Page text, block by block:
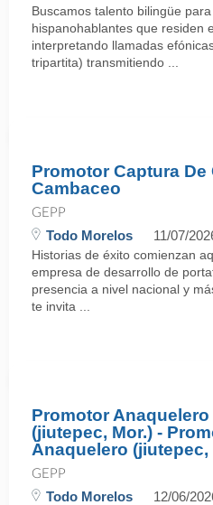
Buscamos talento bilingüe
hispanohablantes que residen
interpretando llamadas
tripartita) transmitiendo ...
Promotor Captura De
Cambaceo
GEPP
Todo Morelos 11/07/
Historias de éxito comienzan
empresa de desarrollo de
presencia a nivel nacional y
te invita ...
Promotor Anaquelero
(jiutepec, Mor.) -
Anaquelero (jiutepec,
GEPP
Todo Morelos 12/06/